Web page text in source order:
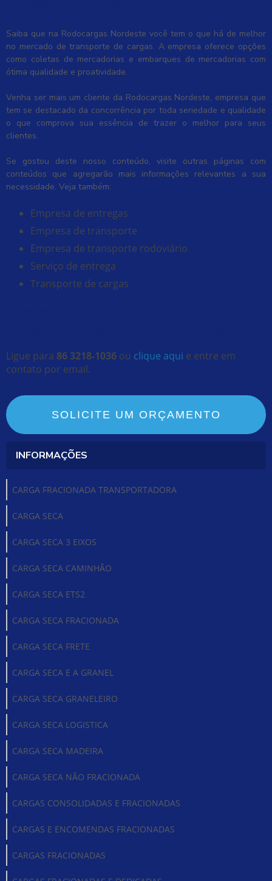
Saiba que na Rodocargas Nordeste você tem o que há de melhor
no mercado de transporte de cargas. A empresa oferece opções
como coletas de mercadorias e embarques de mercadorias com
ótima qualidade e proatividade.
Venha ser mais um cliente da Rodocargas Nordeste, empresa que
tem se destacado da concorrência por toda seriedade e qualidade
o que comprova sua essência de trazer o melhor para seus
clientes.
Se gostou deste nosso conteúdo, visite outras páginas com
conteúdos que agregarão mais informações relevantes a sua
necessidade. Veja também:
empresa de entregas
empresa de transporte
empresa de transporte rodoviário
serviço de entrega
transporte de cargas
Ligue para 86 3218-1036 ou clique aqui e entre em
contato por email.
SOLICITE UM ORÇAMENTO
INFORMAÇÕES
CARGA FRACIONADA TRANSPORTADORA
CARGA SECA
CARGA SECA 3 EIXOS
CARGA SECA CAMINHÃO
CARGA SECA ETS2
CARGA SECA FRACIONADA
CARGA SECA FRETE
CARGA SECA E A GRANEL
CARGA SECA GRANELEIRO
CARGA SECA LOGISTICA
CARGA SECA MADEIRA
CARGA SECA NÃO FRACIONADA
CARGAS CONSOLIDADAS E FRACIONADAS
CARGAS E ENCOMENDAS FRACIONADAS
CARGAS FRACIONADAS